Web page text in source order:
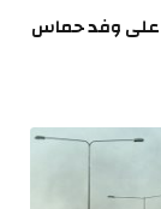
على وفد حماس